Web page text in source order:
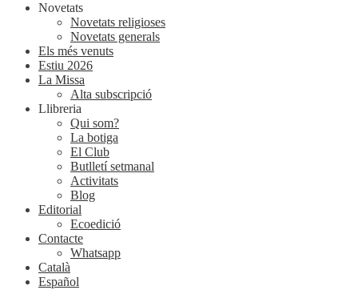
Novetats
Novetats religioses
Novetats generals
Els més venuts
Estiu 2026
La Missa
Alta subscripció
Llibreria
Qui som?
La botiga
El Club
Butlletí setmanal
Activitats
Blog
Editorial
Ecoedició
Contacte
Whatsapp
Català
Español